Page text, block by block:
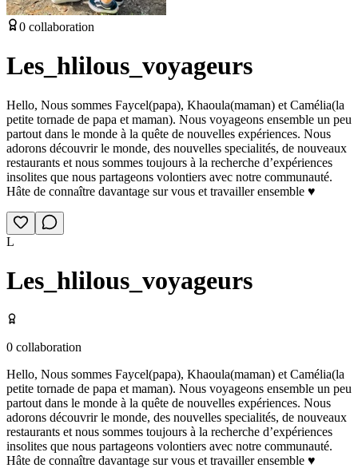
0 collaboration
Les_hlilous_voyageurs
Hello, Nous sommes Faycel(papa), Khaoula(maman) et Camélia(la
petite tornade de papa et maman). Nous voyageons ensemble un peu
partout dans le monde à la quête de nouvelles expériences. Nous
adorons découvrir le monde, des nouvelles specialités, de nouveaux
restaurants et nous sommes toujours à la recherche d’expériences
insolites que nous partageons volontiers avec notre communauté.
Hâte de connaître davantage sur vous et travailler ensemble ♥️
L
Les_hlilous_voyageurs
0 collaboration
Hello, Nous sommes Faycel(papa), Khaoula(maman) et Camélia(la
petite tornade de papa et maman). Nous voyageons ensemble un peu
partout dans le monde à la quête de nouvelles expériences. Nous
adorons découvrir le monde, des nouvelles specialités, de nouveaux
restaurants et nous sommes toujours à la recherche d’expériences
insolites que nous partageons volontiers avec notre communauté.
Hâte de connaître davantage sur vous et travailler ensemble ♥️